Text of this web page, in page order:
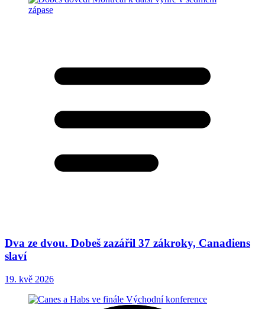
Dva ze dvou. Dobeš zazářil 37 zákroky, Canadiens
slaví
19. kvě 2026